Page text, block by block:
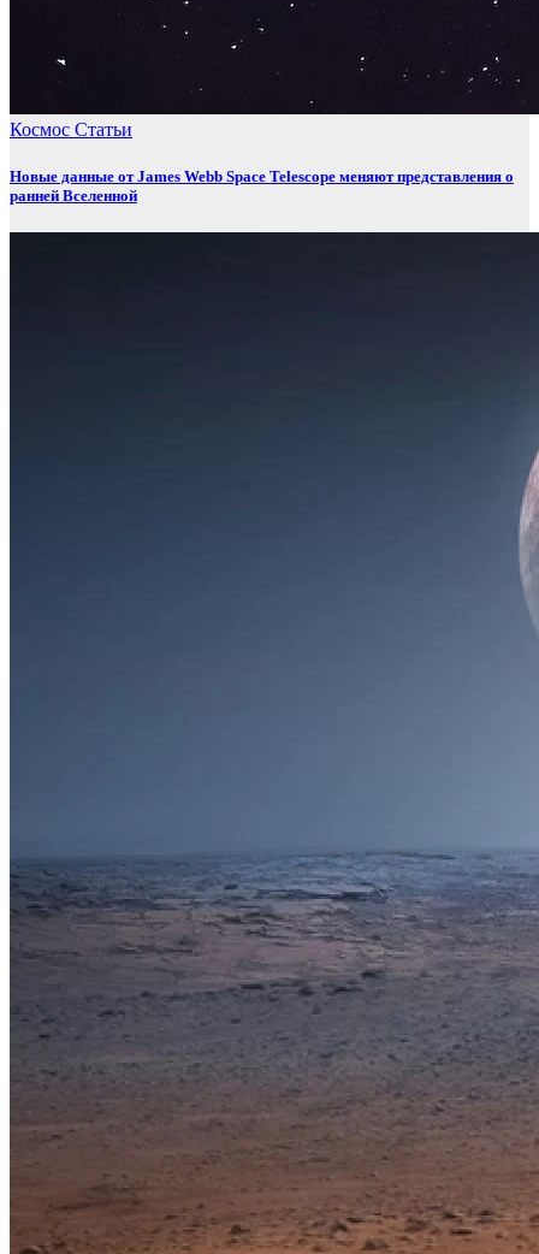
Космос Статьи
Новые данные от James Webb Space Telescope меняют представления о
ранней Вселенной